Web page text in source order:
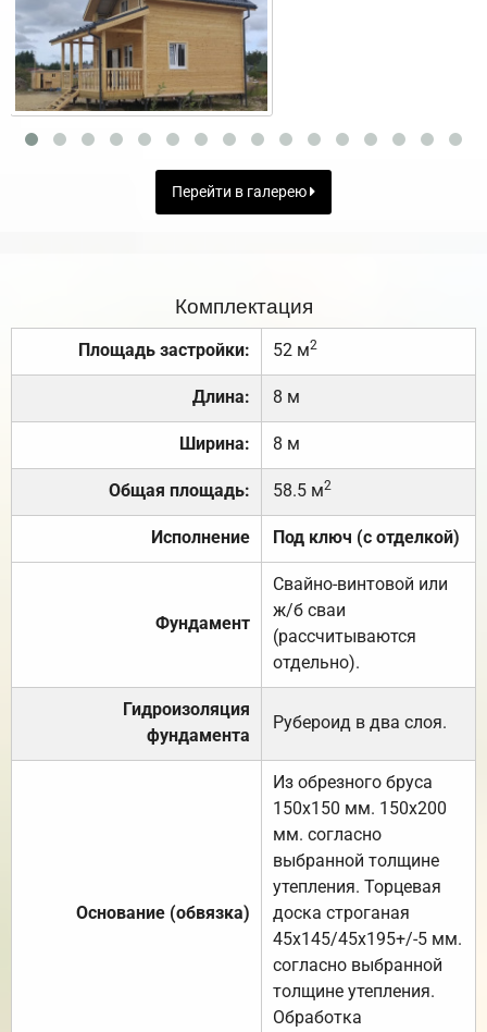
Перейти в галерею
Комплектация
Площадь застройки: 52 м2
Длина: 8 м
Ширина: 8 м
Общая площадь: 58.5 м2
Исполнение Под ключ (с отделкой)
Фундамент
Свайно-винтовой или
ж/б сваи
(рассчитываются
отдельно).
Гидроизоляция
фундамента
Рубероид в два слоя.
Основание (обвязка)
Из обрезного бруса
150х150 мм. 150х200
мм. согласно
выбранной толщине
утепления. Торцевая
доска строганая
45х145/45х195+/-5 мм.
согласно выбранной
толщине утепления.
Обработка